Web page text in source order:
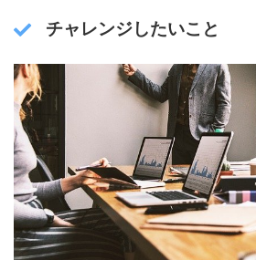
チャレンジしたいこと